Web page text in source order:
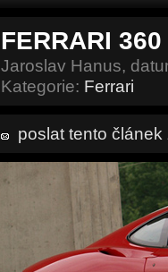
FERRARI
Jaroslav Hanus,
Kategorie: Ferrari
poslat tento